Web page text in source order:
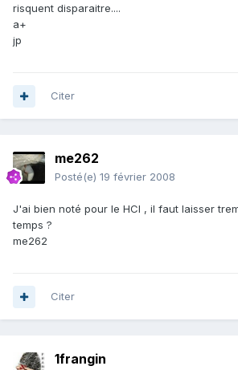
risquent disparaitre....
a+
jp
Citer
me262
Posté(e) 19 février 2008
J'ai bien noté pour le HCl , il faut laisser
temps ?
me262
Citer
1frangin